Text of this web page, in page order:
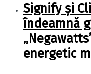
Signify și
îndeamnă
energetic